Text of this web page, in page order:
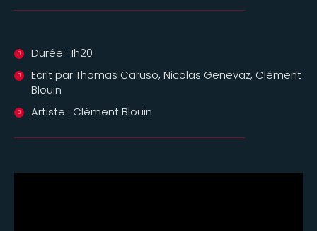
Durée : 1h20
Ecrit par Thomas Caruso, Nicolas Genevaz, Clément
Blouin
Artiste : Clément Blouin